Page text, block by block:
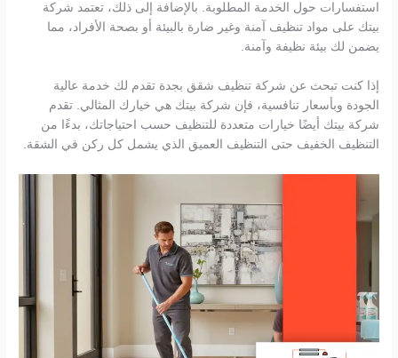
استفسارات حول الخدمة المطلوبة. بالإضافة إلى ذلك، تعتمد شركة
بيتك على مواد تنظيف آمنة وغير ضارة بالبيئة أو بصحة الأفراد، مما
يضمن لك بيئة نظيفة وآمنة.
إذا كنت تبحث عن شركة تنظيف شقق بجدة تقدم لك خدمة عالية
الجودة وبأسعار تنافسية، فإن شركة بيتك هي خيارك المثالي. تقدم
شركة بيتك أيضًا خيارات متعددة للتنظيف حسب احتياجاتك، بدءًا من
التنظيف الخفيف حتى التنظيف العميق الذي يشمل كل ركن في الشقة.